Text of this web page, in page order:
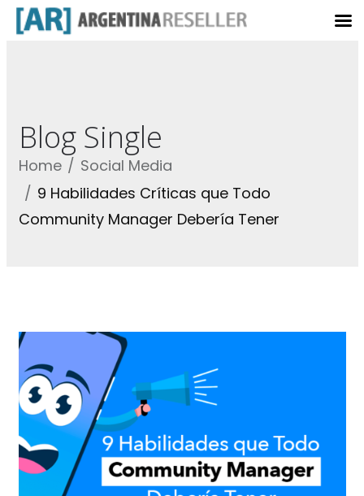
Blog Single
Home
Social Media
9 Habilidades Críticas que Todo
Community Manager Debería Tener